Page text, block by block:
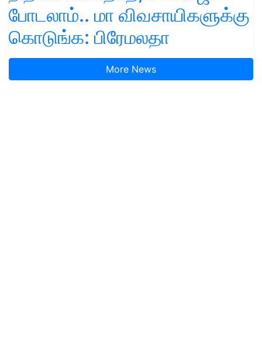
போடலாம்.. மா விவசாயிகளுக்கு
கொடுங்க: பிரேமலதா
More News